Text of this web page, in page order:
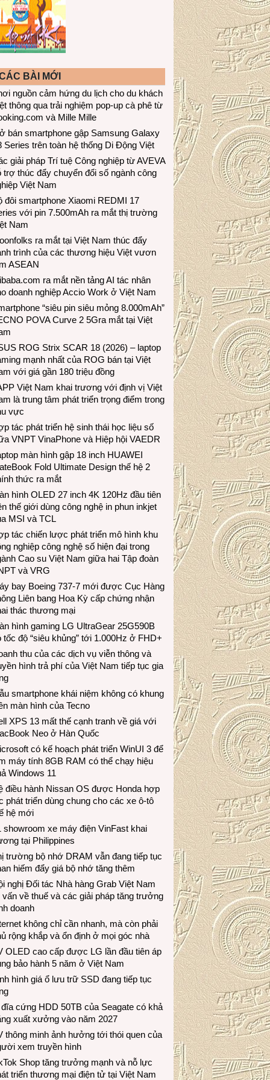
BÀI MỚI
nguồn cảm hứng du lịch cho du khách
thông qua trải nghiệm pop-up cà phê từ
và Mille Mille
bán smartphone gập Samsung Galaxy
Series trên toàn hệ thống Di Động Việt
giải pháp Trí tuệ Công nghiệp từ AVEVA
trợ thúc đẩy chuyển đổi số ngành công
Việt Nam
đôi smartphone Xiaomi REDMI 17
với pin 7.500mAh ra mắt thị trường
Nam
ra mắt tại Việt Nam thúc đẩy
trình của các thương hiệu Việt vươn
ASEAN
ra mắt nền tảng AI tác nhân
doanh nghiệp Accio Work ở Việt Nam
“siêu pin siêu mỏng 8.000mAh”
POVA Curve 2 5Gra mắt tại Việt
ROG Strix SCAR 18 (2026) – laptop
mạnh nhất của ROG bán tại Việt
với giá gần 180 triệu đồng
Việt Nam khai trương với định vị Việt
là trung tâm phát triển trọng điểm trong
vực
tác phát triển hệ sinh thái học liệu số
VNPT VinaPhone và Hiệp hội VAEDR
màn hình gập 18 inch HUAWEI
Fold Ultimate Design thế hệ 2
thức ra mắt
hình OLED 27 inch 4K 120Hz đầu tiên
thế giới dùng công nghệ in phun inkjet
MSI và TCL
tác chiến lược phát triển mô hình khu
nghiệp công nghệ số hiện đại trong
Cao su Việt Nam giữa hai Tập đoàn
và VRG
bay Boeing 737-7 mới được Cục Hàng
Liên bang Hoa Kỳ cấp chứng nhận
thác thương mại
hình gaming LG UltraGear 25G590B
tốc độ “siêu khủng” tới 1.000Hz ở FHD+
thu của các dịch vụ viễn thông và
hình trả phí của Việt Nam tiếp tục gia
smartphone khái niệm không có khung
màn hình của Tecno
XPS 13 mất thế cạnh tranh về giá với
Neo ở Hàn Quốc
có kế hoạch phát triển WinUI 3 để
máy tính 8GB RAM có thể chạy hiệu
Windows 11
điều hành Nissan OS được Honda hợp
phát triển dùng chung cho các xe ô-tô
hệ mới
showroom xe máy điện VinFast khai
tại Philippines
trường bộ nhớ DRAM vẫn đang tiếp tục
hiếm đẩy giá bộ nhớ tăng thêm
nghị Đối tác Nhà hàng Grab Việt Nam
về thuế và các giải pháp tăng trưởng
doanh
không chỉ cần nhanh, mà còn phải
rộng khắp và ổn định ở mọi góc nhà
OLED cao cấp được LG lần đầu tiên áp
bảo hành 5 năm ở Việt Nam
hình giá ổ lưu trữ SSD đang tiếp tục
cứng HDD 50TB của Seagate có khả
xuất xưởng vào năm 2027
thông minh ảnh hưởng tới thói quen của
xem truyền hình
Shop tăng trưởng mạnh và nỗ lực
triển thương mại điện tử tại Việt Nam